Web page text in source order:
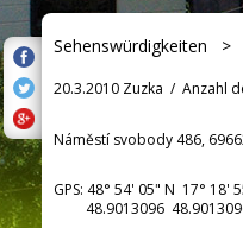
Sehenswürdigkeiten >
20.3.2010 Zuzka / Anzahl
Náměstí svobody 486,
GPS: 48° 54' 05" N 17° 18'
48.9013096